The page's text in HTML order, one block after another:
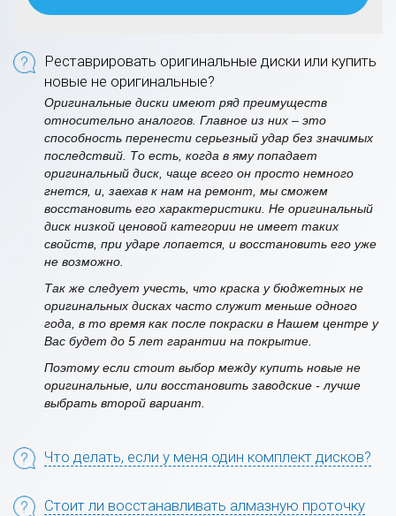
Реставрировать оригинальные диски или купить
новые не оригинальные?
Оригинальные диски имеют ряд преимуществ
относительно аналогов. Главное из них – это
способность перенести серьезный удар без значимых
последствий. То есть, когда в яму попадает
оригинальный диск, чаще всего он просто немного
гнется, и, заехав к нам на ремонт, мы сможем
восстановить его характеристики. Не оригинальный
диск низкой ценовой категории не имеет таких
свойств, при ударе лопается, и восстановить его уже
не возможно.
Так же следует учесть, что краска у бюджетных не
оригинальных дисках часто служит меньше одного
года, в то время как после покраски в Нашем центре у
Вас будет до 5 лет гарантии на покрытие.
Поэтому если стоит выбор между купить новые не
оригинальные, или восстановить заводские - лучше
выбрать второй вариант.
Что делать, если у меня один комплект дисков?
Стоит ли восстанавливать алмазную проточку